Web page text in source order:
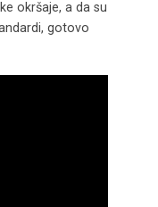
okršaje, a da su
gotovo